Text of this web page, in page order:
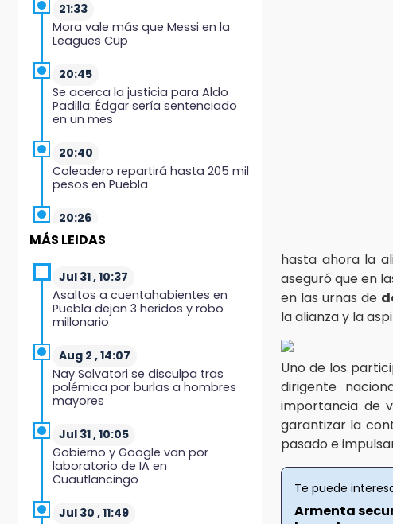
21:33
Mora vale más que Messi en la
Leagues Cup
20:45
Se acerca la justicia para Aldo
Padilla: Édgar sería sentenciado
en un mes
20:40
Coleadero repartirá hasta 205 mil
pesos en Puebla
20:26
Hombre es asesinado a balazos
en el centro de Tenampulco
19:49
BUAP pagó 74 millones por 25
nuevos autobuses del STU
19:33
Hallan sin vida a mujer y sus dos
hijos en vivienda de Huauchinango
Identifican a dos hermanos
asesinados cerca de la Central de
Abastos de Huixcolotla
Supervisa rectora Lilia Cedillo
MÁS LEIDAS
Jul 31 , 10:37
Asaltos a cuentahabientes en
Puebla dejan 3 heridos y robo
millonario
Aug 2 , 14:07
Nay Salvatori se disculpa tras
polémica por burlas a hombres
mayores
Jul 31 , 10:05
Gobierno y Google van por
laboratorio de IA en
Cuautlancingo
Jul 30 , 11:49
hasta ahora la
aseguró que en
en las urnas de
la alianza y la
Uno de los
dirigente
importancia de
garantizar la
pasado e
Te puede
Armenta